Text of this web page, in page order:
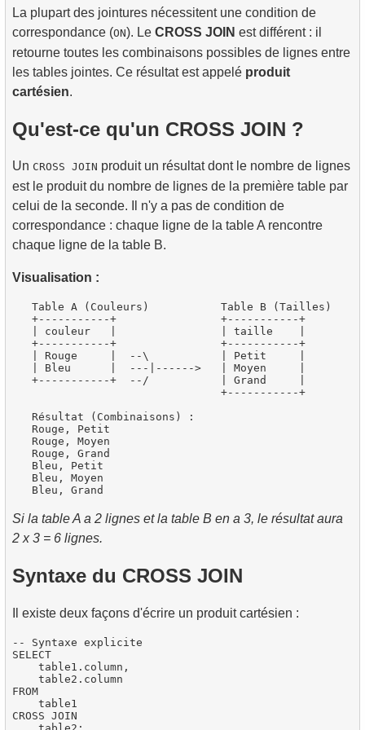
Comment fonctionnent les index B-tree
La plupart des jointures nécessitent une condition de
correspondance (ON). Le CROSS JOIN est différent : il
retourne toutes les combinaisons possibles de lignes entre
les tables jointes. Ce résultat est appelé produit
cartésien.
Qu'est-ce qu'un CROSS JOIN ?
Un CROSS JOIN produit un résultat dont le nombre de lignes
est le produit du nombre de lignes de la première table par
celui de la seconde. Il n'y a pas de condition de
correspondance : chaque ligne de la table A rencontre
chaque ligne de la table B.
Visualisation :
   Table A (Couleurs)           Table B (Tailles)
   +-----------+                +-----------+
   | couleur   |                | taille    |
   +-----------+                +-----------+
   | Rouge     |  --\           | Petit     |
   | Bleu      |  ---|------>   | Moyen     |
   +-----------+  --/           | Grand     |
                                +-----------+
   Résultat (Combinaisons) :
   Rouge, Petit
   Rouge, Moyen
   Rouge, Grand
   Bleu, Petit
   Bleu, Moyen
Si la table A a 2 lignes et la table B en a 3, le résultat aura
2 x 3 = 6 lignes.
Syntaxe du CROSS JOIN
Il existe deux façons d'écrire un produit cartésien :
-- Syntaxe explicite
SELECT
    table1.column,
    table2.column
FROM
    table1
CROSS JOIN